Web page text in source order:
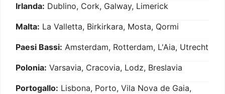
Irlanda: Dublino, Cork, Galway, Limerick
Malta: La Valletta, Birkirkara, Mosta, Qormi
Paesi Bassi: Amsterdam, Rotterdam, L'Aia, Utrecht
Polonia: Varsavia, Cracovia, Lodz, Breslavia
Portogallo: Lisbona, Porto, Vila Nova de Gaia,